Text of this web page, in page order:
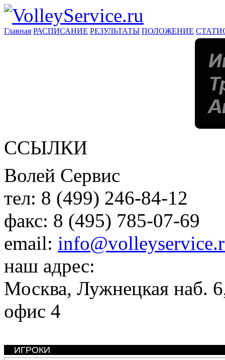
Главная РАСПИСАНИЕ РЕЗУЛЬТАТЫ ПОЛОЖЕНИЕ
ССЫЛКИ
Волей Сервис
тел: 8 (499) 246-84-12
факс: 8 (495) 785-07-69
email:
наш адрес:
Москва, Лужнецкая наб.
офис 4
ИГРОКИ